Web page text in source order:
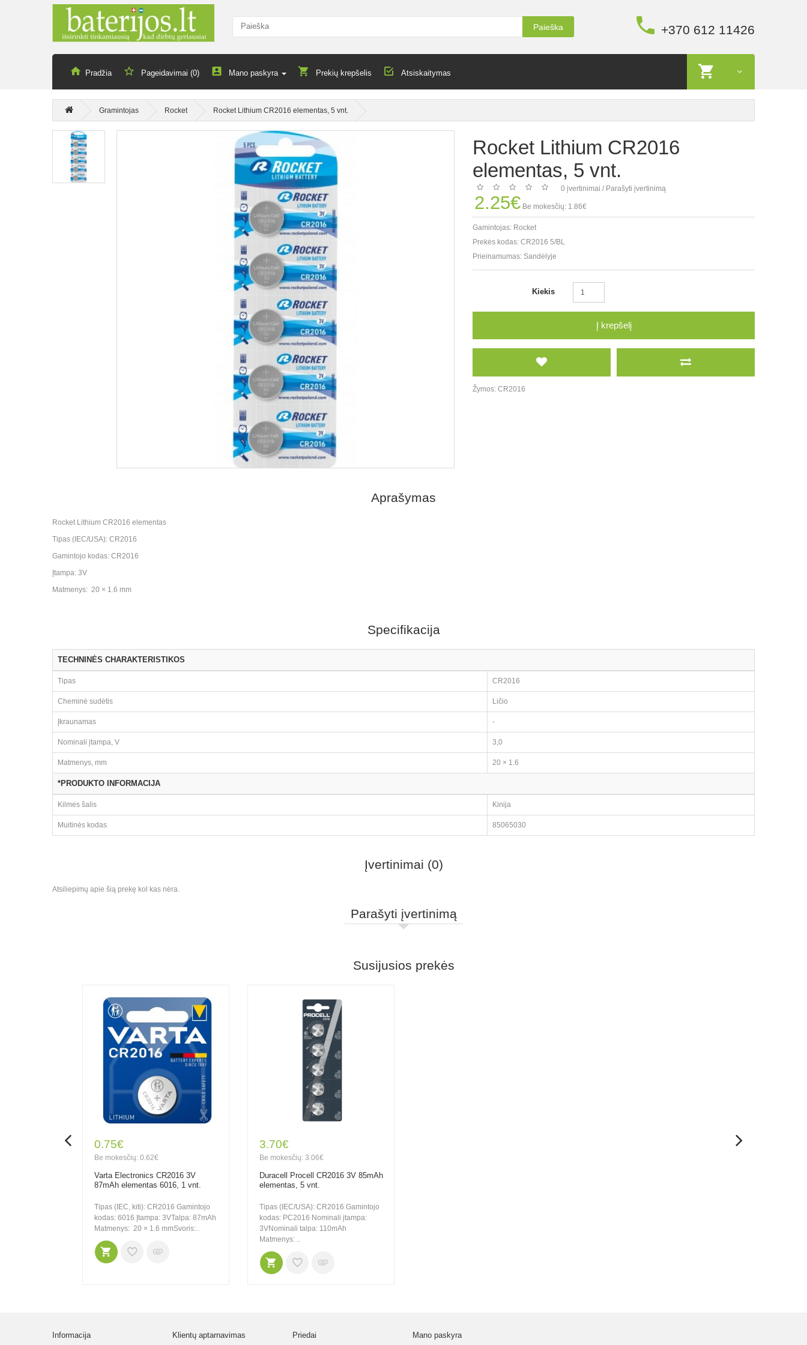
Paieška +370 612 11426
Pradžia Pageidavimai (0) Mano paskyra Prekių krepšelis Atsiskaitymas
Gramintojas Rocket Rocket Lithium CR2016 elementas, 5 vnt.
Rocket Lithium CR2016
elementas, 5 vnt.
0 įvertinimai / Parašyti įvertinimą
2.25€ Be mokesčių: 1.86€
Gamintojas: Rocket
Prekės kodas: CR2016 5/BL
Prieinamumas: Sandėlyje
Kiekis
Į krepšelį
Žymos: CR2016
Aprašymas
Rocket Lithium CR2016 elementas
Tipas (IEC/USA): CR2016
Gamintojo kodas: CR2016
Įtampa: 3V
Matmenys: 20 × 1.6 mm
Specifikacija
TECHNINĖS CHARAKTERISTIKOS
Tipas CR2016
Cheminė sudėtis Ličio
Įkraunamas -
Nominali įtampa, V 3,0
Matmenys, mm 20 × 1.6
*PRODUKTO INFORMACIJA
Kilmės šalis Kinija
Muitinės kodas 85065030
Įvertinimai (0)
Atsiliepimų apie šią prekę kol kas nėra.
Parašyti įvertinimą
Susijusios prekės
0.75€
Be mokesčių: 0.62€
Varta Electronics CR2016 3V
87mAh elementas 6016, 1 vnt.
Tipas (IEC, kiti): CR2016 Gamintojo
kodas: 6016 Įtampa: 3VTalpa: 87mAh
Matmenys: 20 × 1.6 mmSvoris:..
3.70€
Be mokesčių: 3.06€
Duracell Procell CR2016 3V 85mAh
elementas, 5 vnt.
Tipas (IEC/USA): CR2016 Gamintojo
kodas: PC2016 Nominali įtampa:
3VNominali talpa: 110mAh
Matmenys: ..
Informacija Klientų aptarnavimas Priedai Mano paskyra